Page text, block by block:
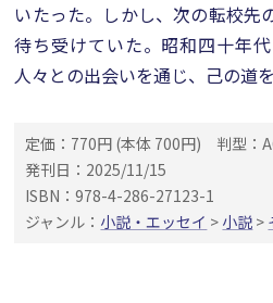
いたった。しかし、次の転校先
待ち受けていた。昭和四十年
人々との出会いを通じ、己の道
定価：770円 (本体 700円) 判型：
発刊日：2025/11/15
ISBN：978-4-286-27123-1
ジャンル： 小説・エッセイ > 小説 >